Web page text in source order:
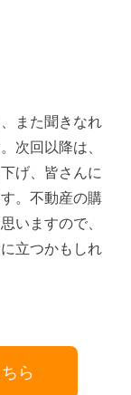
また聞きなれ
次回以降は、
げ、皆さんに
。不動産の購
いますので、
立つかもしれ
ら